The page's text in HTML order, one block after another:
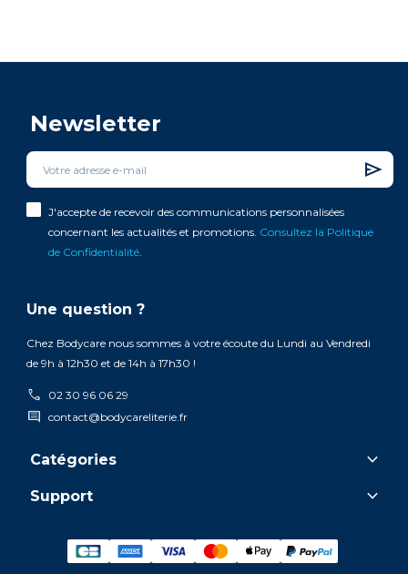
Newsletter
J'accepte de recevoir des communications personnalisées
concernant les actualités et promotions. Consultez la Politique
de Confidentialité.
Une question ?
Chez Bodycare nous sommes à votre écoute du Lundi au Vendredi
de 9h à 12h30 et de 14h à 17h30 !
call 02 30 96 06 29
comment contact@bodycareliterie.fr
Catégories keyboard_arrow_down
Support keyboard_arrow_down